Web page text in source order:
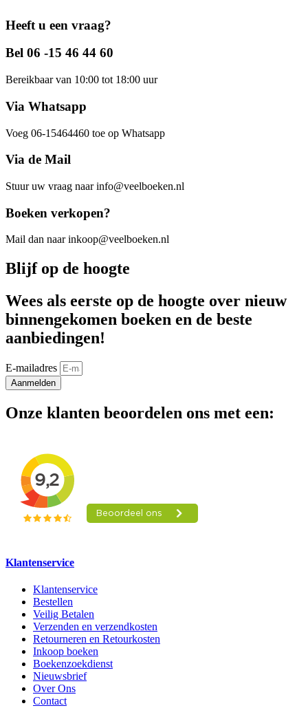
Heeft u een vraag?
Bel 06 -15 46 44 60
Bereikbaar van 10:00 tot 18:00 uur
Via Whatsapp
Voeg 06-15464460 toe op Whatsapp
Via de Mail
Stuur uw vraag naar info@veelboeken.nl
Boeken verkopen?
Mail dan naar inkoop@veelboeken.nl
Blijf op de hoogte
Wees als eerste op de hoogte over nieuw
binnengekomen boeken en de beste
aanbiedingen!
E-mailadres
Aanmelden
Onze klanten beoordelen ons met een:
Klantenservice
Klantenservice
Bestellen
Veilig Betalen
Verzenden en verzendkosten
Retourneren en Retourkosten
Inkoop boeken
Boekenzoekdienst
Nieuwsbrief
Over Ons
Contact